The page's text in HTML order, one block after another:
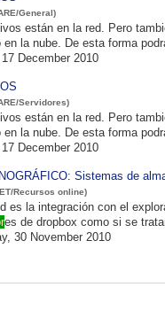
General)
... archivos
en la nube. De esta forma
17 December 2010
Servidores)
... archivos
en la nube. De esta forma
17 December 2010
Sistemas de
Recursos online)
es la integración con el
es de dropbox como si se
30 November 2010